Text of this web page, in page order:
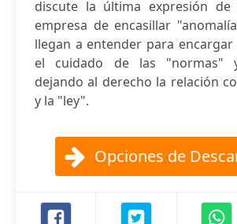
discute la última expresión de
empresa de encasillar
llegan a entender para encargar
el cuidado de las "normas"
dejando al derecho la relación
y la "ley".
Opciones de